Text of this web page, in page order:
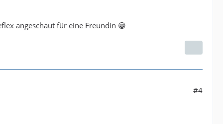
angeschaut für eine Freundin 😁
#4